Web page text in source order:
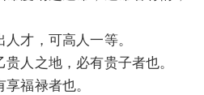
才，可高人一等。
人之地，必有贵子者也。
福禄者也。